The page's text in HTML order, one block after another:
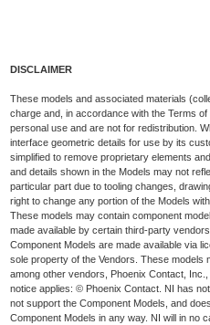
DISCLAIMER
These models and associated materials
charge and, in accordance with the Terms
personal use and are not for redistribution.
interface geometric details for use by its
simplified to remove proprietary elements
and details shown in the Models may not
particular part due to tooling changes,
right to change any portion of the Models
These models may contain component
made available by certain third-party
Component Models are made available via
sole property of the Vendors. These models
among other vendors, Phoenix Contact,
notice applies: © Phoenix Contact. NI has
not support the Component Models, and
Component Models in any way. NI will in no